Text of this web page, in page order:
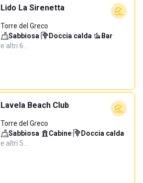
Lido La Sirenetta
Torre del Greco
Sabbiosa· Doccia calda· Bar·
e altri 6…
Lavela Beach Club
Torre del Greco
Sabbiosa· Cabine· Doccia calda·
e altri 5…